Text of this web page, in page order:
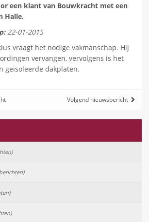
een klant van Bouwkracht met een
Halle.
22-01-2015
vraagt het nodige vakmanschap. Hij
vervangen, vervolgens is het
geïsoleerde dakplaten.
Volgend nieuwsbericht